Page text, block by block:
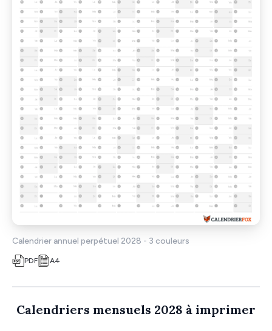
Calendrier annuel perpétuel 2028 - 3 couleurs
PDF A4
Calendriers mensuels 2028 à imprimer